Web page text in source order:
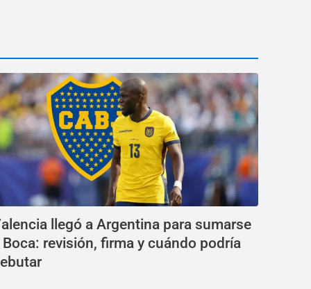
llegó a Argentina para sumarse
Boca: revisión, firma y cuándo podría